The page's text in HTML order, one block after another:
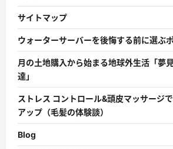
サイトマップ
ウォーターサーバーを後悔する前に選ぶ
月の土地購入から始まる地球外生活「夢
達」
ストレス コントロール&頭皮マッサージ
アップ（毛髪の体験談）
Blog